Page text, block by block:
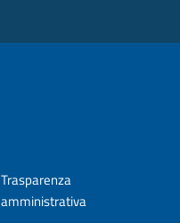
Trasparenza
amministrativa